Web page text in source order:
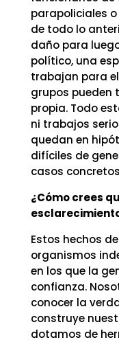
parapoliciales
de todo lo
daño para
político, una
trabajan para
grupos pueden
propia. Todo
ni trabajos
quedan en
difíciles de
casos
¿Cómo crees
Estos hechos
organismos
en los que la
confianza.
conocer la
construye
dotamos de